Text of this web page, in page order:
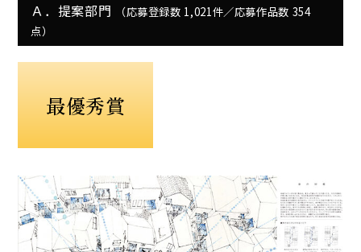
Ａ．提案部門
（応募登録数 1,021件／応募作品数 354
点）
最優秀賞